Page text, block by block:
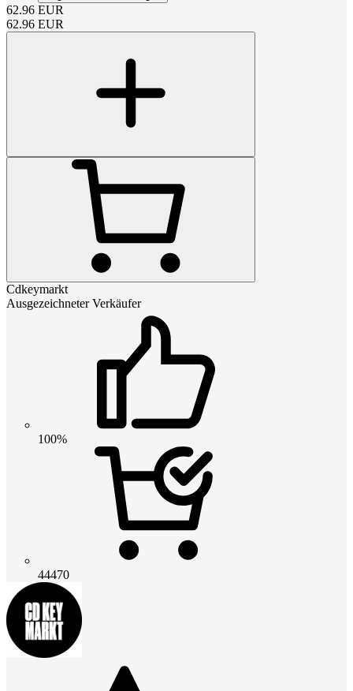
62.96 EUR
62.96 EUR
Cdkeymarkt
Ausgezeichneter Verkäufer
100%
44470